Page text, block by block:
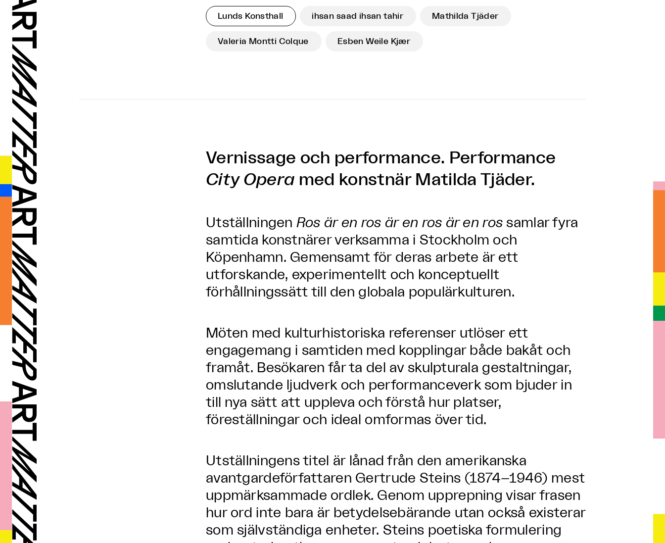
Lunds Konsthall ihsan saad ihsan tahir Mathilda Tjäder
Valeria Montti Colque Esben Weile Kjær
Vernissage och performance. Performance
City Opera med konstnär Matilda Tjäder.
Utställningen Ros är en ros är en ros är en ros samlar fyra
samtida konstnärer verksamma i Stockholm och
Köpenhamn. Gemensamt för deras arbete är ett
utforskande, experimentellt och konceptuellt
förhållningssätt till den globala populärkulturen.
Möten med kulturhistoriska referenser utlöser ett
engagemang i samtiden med kopplingar både bakåt och
framåt. Besökaren får ta del av skulpturala gestaltningar,
omslutande ljudverk och performanceverk som bjuder in
till nya sätt att uppleva och förstå hur platser,
föreställningar och ideal omformas över tid.
Utställningens titel är lånad från den amerikanska
avantgardeförfattaren Gertrude Steins (1874–1946) mest
uppmärksammade ordlek. Genom upprepning visar frasen
hur ord inte bara är betydelsebärande utan också existerar
som självständiga enheter. Steins poetiska formulering